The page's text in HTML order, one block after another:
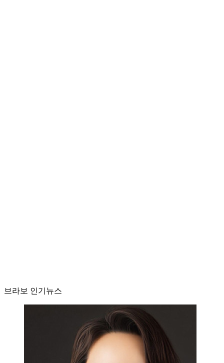
브라보 인기뉴스